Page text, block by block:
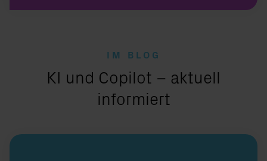
IM BLOG
:KI und Copilot – aktuell
informiert